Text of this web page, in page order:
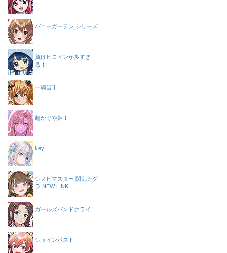
バニーガーデン シリーズ
負けヒロインが多すぎ
る！
一騎当千
超かぐや姫！
key
シノビマスター 閃乱カグ
ラ NEW LINK
ガールズバンドクライ
シャインポスト